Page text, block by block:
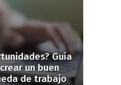
Guía
un buen
de trabajo